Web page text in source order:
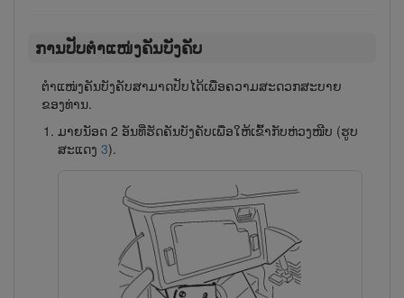
ການປັບຕໍາແໜ່ງຄັນ​ບັງ​ຄັບ
ຕໍາແໜ່ງ​ຄັນ​ບັງ​ຄັບສາມາດປັບໄດ້ເພື່ອຄວາມສະດວກສະບາຍ
ຂອງທ່ານ.
ມາຍນັອດ 2 ອັນທີ່ຮັດ​ຄັນ​ບັງ​ຄັບເພື່ອໃຫ້ເຂົ້າກັບຫ່ວງ​ໜີບ (ຮູບ
ສະແດງ 3).